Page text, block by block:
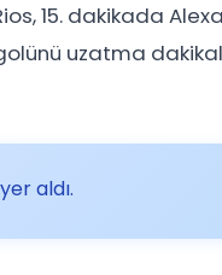
15. dakikada
uzatma
aldı.